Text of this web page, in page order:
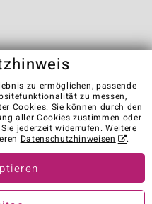
Cookies
Impressum
widerrufen
countries:
der elumeo
zu ermöglichen, passende
zu messen,
Cookies. Sie können durch den
aller Cookies zustimmen oder
jederzeit widerrufen. Weitere
Datenschutzhinweisen .